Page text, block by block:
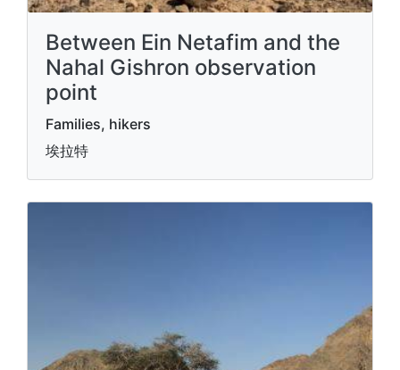
Between Ein Netafim and the
Nahal Gishron observation
point
Families, hikers
埃拉特